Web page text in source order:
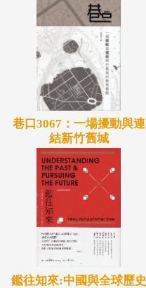
巷口3067：一場擾動與連
結新竹舊城
鑑往知來:中國與全球歷史